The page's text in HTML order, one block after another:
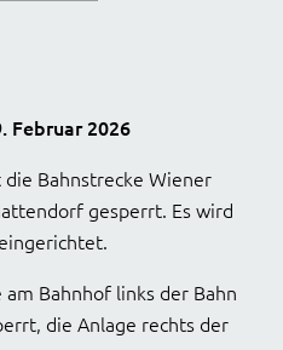
Februar 2026
Bahnstrecke Wiener
gesperrt. Es wird
Bahnhof links der Bahn
die Anlage rechts der